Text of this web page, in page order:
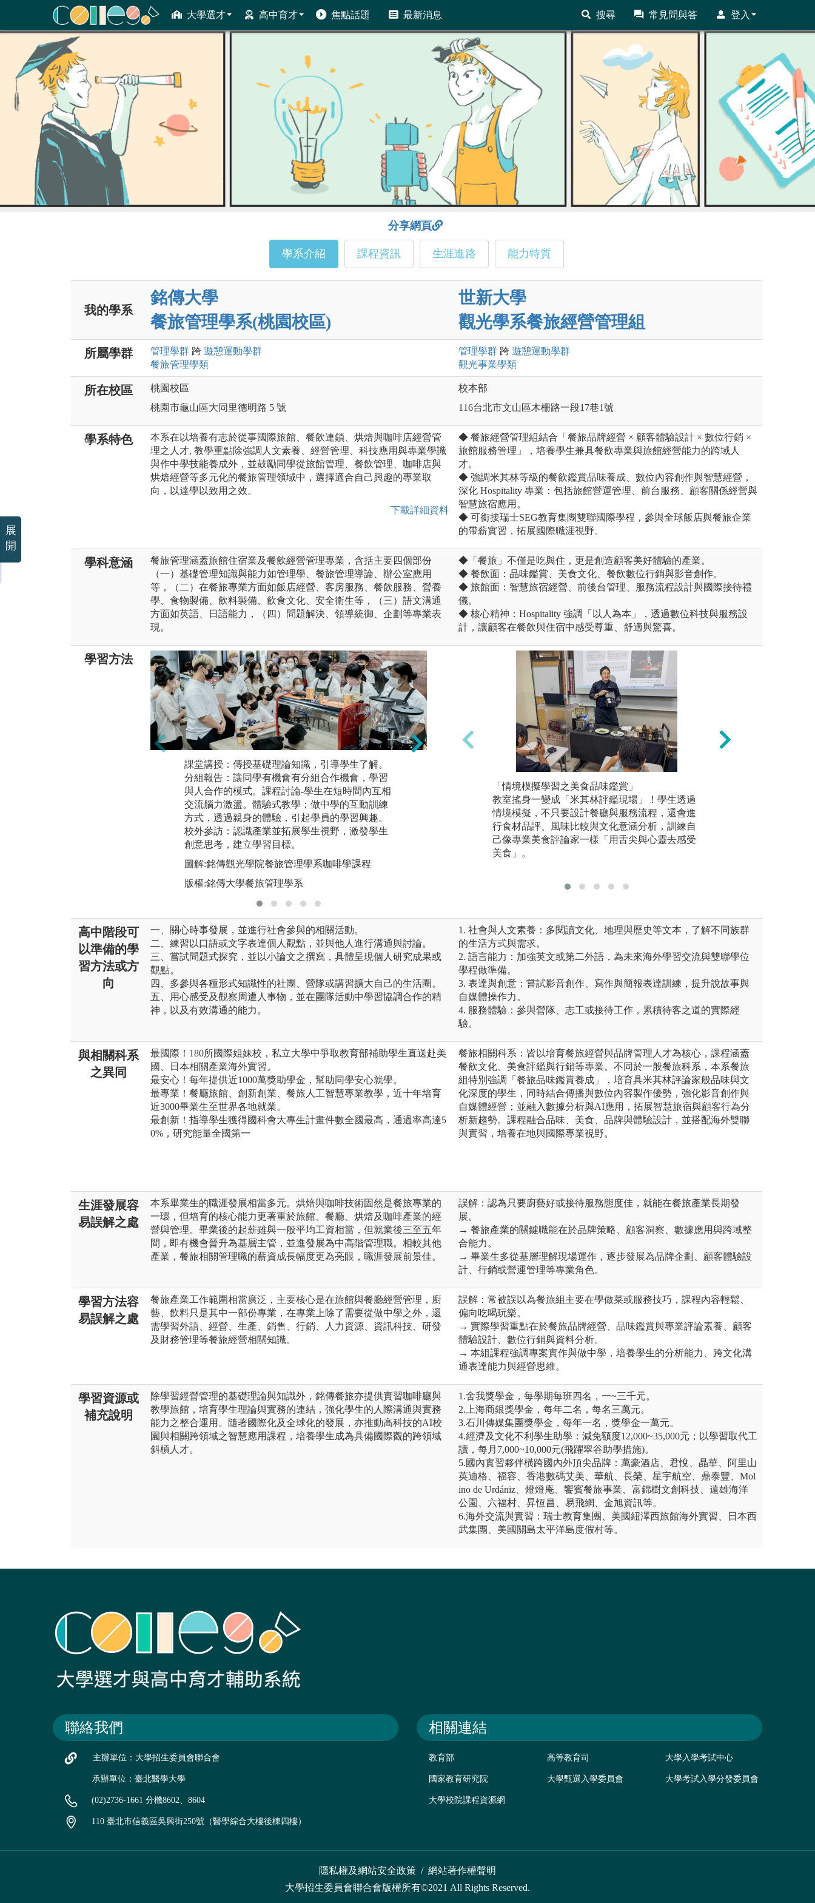
大學選才 高中育才 焦點話題 最新消息 搜尋 常見問與答 登入
ColleGo! 大學選才與高中育才輔助系統
分享網頁
學系介紹 課程資訊 生涯進路 能力特質
我的學系
銘傳大學
餐旅管理學系(桃園校區)
世新大學
觀光學系餐旅經營管理組
所屬學群 管理學群 跨 遊憩運動學群
餐旅管理學類
管理學群 跨 遊憩運動學群
觀光事業學類
所在校區
桃園校區
桃園市龜山區大同里德明路 5 號
校本部
116台北市文山區木柵路一段17巷1號
學系特色
本系在以培養有志於從事國際旅館、餐飲連鎖、烘焙與咖啡店經營管
理之人才, 教學重點除強調人文素養、經營管理、科技應用與專業學識
與作中學技能養成外，並鼓勵同學從旅館管理、餐飲管理、咖啡店與
烘焙經營等多元化的餐旅管理領域中，選擇適合自己興趣的專業取
向，以達學以致用之效。
下載詳細資料
◆ 餐旅經營管理組結合「餐旅品牌經營 × 顧客體驗設計 × 數位行銷 ×
旅館服務管理」，培養學生兼具餐飲專業與旅館經營能力的跨域人
才。
◆ 強調米其林等級的餐飲鑑賞品味養成、數位內容創作與智慧經營，
深化 Hospitality 專業：包括旅館營運管理、前台服務、顧客關係經營與
智慧旅宿應用。
◆ 可銜接瑞士SEG教育集團雙聯國際學程，參與全球飯店與餐旅企業
的帶薪實習，拓展國際職涯視野。
學科意涵
餐旅管理涵蓋旅館住宿業及餐飲經營管理專業，含括主要四個部份
（一）基礎管理知識與能力如管理學、餐旅管理導論、辦公室應用
等，（二）在餐旅專業方面如飯店經營、客房服務、餐飲服務、營養
學、食物製備、飲料製備、飲食文化、安全衛生等，（三）語文溝通
方面如英語、日語能力，（四）問題解決、領導統御、企劃等專業表
現。
◆「餐旅」不僅是吃與住，更是創造顧客美好體驗的產業。
◆ 餐飲面：品味鑑賞、美食文化、餐飲數位行銷與影音創作。
◆ 旅館面：智慧旅宿經營、前後台管理、服務流程設計與國際接待禮
儀。
◆ 核心精神：Hospitality 強調「以人為本」，透過數位科技與服務設
計，讓顧客在餐飲與住宿中感受尊重、舒適與驚喜。
學習方法
課堂講授：傳授基礎理論知識，引導學生了解。
分組報告：讓同學有機會有分組合作機會，學習
與人合作的模式。課程討論-學生在短時間內互相
交流腦力激盪。體驗式教學：做中學的互動訓練
方式，透過親身的體驗，引起學員的學習興趣。
校外參訪：認識產業並拓展學生視野，激發學生
創意思考，建立學習目標。
圖解:銘傳觀光學院餐旅管理學系咖啡學課程
版權:銘傳大學餐旅管理學系
參與校內外相關競賽成果(例如語文、運動、音
樂、科學展覽等學術或非學術類競賽之照片、網
頁紀錄、講稿等)且表現傑出之具體事蹟(例如，
獎狀、成績證明)。
圖解:參與校內外競賽
「情境模擬學習之美食品味鑑賞」
教室搖身一變成「米其林評鑑現場」！學生透過
情境模擬，不只要設計餐廳與服務流程，還會進
行食材品評、風味比較與文化意涵分析，訓練自
己像專業美食評論家一樣「用舌尖與心靈去感受
美食」。
高中階段可
以準備的學
習方法或方
向
一、關心時事發展，並進行社會參與的相關活動。
二、練習以口語或文字表達個人觀點，並與他人進行溝通與討論。
三、嘗試問題式探究，並以小論文之撰寫，具體呈現個人研究成果或
觀點。
四、多參與各種形式知識性的社團、營隊或講習擴大自己的生活圈。
五、用心感受及觀察周遭人事物，並在團隊活動中學習協調合作的精
神，以及有效溝通的能力。
1. 社會與人文素養：多閱讀文化、地理與歷史等文本，了解不同族群
的生活方式與需求。
2. 語言能力：加強英文或第二外語，為未來海外學習交流與雙聯學位
學程做準備。
3. 表達與創意：嘗試影音創作、寫作與簡報表達訓練，提升說故事與
自媒體操作力。
4. 服務體驗：參與營隊、志工或接待工作，累積待客之道的實際經
驗。
與相關科系
之異同
最國際！180所國際姐妹校，私立大學中爭取教育部補助學生直送赴美
國、日本相關產業海外實習。
最安心！每年提供近1000萬獎助學金，幫助同學安心就學。
最專業！餐廳旅館、創新創業、餐旅人工智慧專業教學，近十年培育
近3000畢業生至世界各地就業。
最創新！指導學生獲得國科會大專生計畫件數全國最高，通過率高達5
0%，研究能量全國第一
餐旅相關科系：皆以培育餐旅經營與品牌管理人才為核心，課程涵蓋
餐飲文化、美食評鑑與行銷等專業。不同於一般餐旅科系，本系餐旅
組特別強調「餐旅品味鑑賞養成」，培育具米其林評論家般品味與文
化深度的學生，同時結合傳播與數位內容製作優勢，強化影音創作與
自媒體經營；並融入數據分析與AI應用，拓展智慧旅宿與顧客行為分
析新趨勢。課程融合品味、美食、品牌與體驗設計，並搭配海外雙聯
與實習，培養在地與國際專業視野。
生涯發展容
易誤解之處
本系畢業生的職涯發展相當多元。烘焙與咖啡技術固然是餐旅專業的
一環，但培育的核心能力更著重於旅館、餐廳、烘焙及咖啡產業的經
營與管理。畢業後的起薪雖與一般平均工資相當，但就業後三至五年
間，即有機會晉升為基層主管，並進發展為中高階管理職。相較其他
產業，餐旅相關管理職的薪資成長幅度更為亮眼，職涯發展前景佳。
誤解：認為只要廚藝好或接待服務態度佳，就能在餐旅產業長期發
展。
→ 餐旅產業的關鍵職能在於品牌策略、顧客洞察、數據應用與跨域整
合能力。
→ 畢業生多從基層理解現場運作，逐步發展為品牌企劃、顧客體驗設
計、行銷或營運管理等專業角色。
學習方法容
易誤解之處
餐旅產業工作範圍相當廣泛，主要核心是在旅館與餐廳經營管理，廚
藝、飲料只是其中一部份專業，在專業上除了需要從做中學之外，還
需學習外語、經營、生產、銷售、行銷、人力資源、資訊科技、研發
及財務管理等餐旅經營相關知識。
誤解：常被誤以為餐旅組主要在學做菜或服務技巧，課程內容輕鬆、
偏向吃喝玩樂。
→ 實際學習重點在於餐旅品牌經營、品味鑑賞與專業評論素養、顧客
體驗設計、數位行銷與資料分析。
→ 本組課程強調專案實作與做中學，培養學生的分析能力、跨文化溝
通表達能力與經營思維。
學習資源或
補充說明
除學習經營管理的基礎理論與知識外，銘傳餐旅亦提供實習咖啡廳與
教學旅館，培育學生理論與實務的連結，強化學生的人際溝通與實務
能力之整合運用。隨著國際化及全球化的發展，亦推動高科技的AI校
園與相關跨領域之智慧應用課程，培養學生成為具備國際觀的跨領域
斜槓人才。
1.舍我獎學金，每學期每班四名，一~三千元。
2.上海商銀獎學金，每年二名，每名三萬元。
3.石川傳媒集團獎學金，每年一名，獎學金一萬元。
4.經濟及文化不利學生助學：減免額度12,000~35,000元；以學習取代工
讀，每月7,000~10,000元(飛躍翠谷助學措施)。
5.國內實習夥伴橫跨國內外頂尖品牌：萬豪酒店、君悅、晶華、阿里山
英迪格、福容、香港數碼艾美、華航、長榮、星宇航空、鼎泰豐、Mol
ino de Urdániz、燈燈庵、饗賓餐旅事業、富錦樹文創科技、遠雄海洋
公園、六福村、昇恆昌、易飛網、金旭資訊等。
6.海外交流與實習：瑞士教育集團、美國紐澤西旅館海外實習、日本西
武集團、美國關島太平洋島度假村等。
聯絡我們
主辦單位：大學招生委員會聯合會
承辦單位：臺北醫學大學
(02)2736-1661 分機8602、8604
110 臺北市信義區吳興街250號（醫學綜合大樓後棟四樓）
相關連結
教育部 高等教育司 大學入學考試中心
國家教育研究院 大學甄選入學委員會 大學考試入學分發委員會
大學校院課程資源網
隱私權及網站安全政策 / 網站著作權聲明
大學招生委員會聯合會版權所有©2021 All Rights Reserved.
展
開